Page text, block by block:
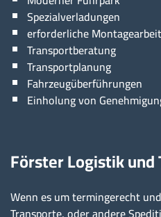
Spezialverladungen
erforderliche
Transportberatung
Transportplanung
Fahrzeugüberführungen
Einholung von
Förster Logistik
Wenn es um termingerecht